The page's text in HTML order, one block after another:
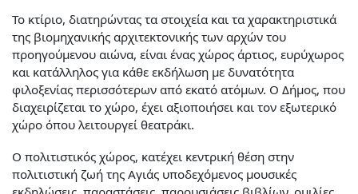
Το κτίριο, διατηρώντας τα στοιχεία και τα χαρακτηριστικά
της βιομηχανικής αρχιτεκτονικής των αρχών του
προηγούμενου αιώνα, είναι ένας χώρος άρτιος, ευρύχωρος
και κατάλληλος για κάθε εκδήλωση με δυνατότητα
φιλοξενίας περισσότερων από εκατό ατόμων. Ο Δήμος, που
διαχειρίζεται το χώρο, έχει αξιοποιήσει και τον εξωτερικό
χώρο όπου λειτουργεί θεατράκι.
Ο πολιτιστικός χώρος, κατέχει κεντρική θέση στην
πολιτιστική ζωή της Αγιάς υποδεχόμενος μουσικές